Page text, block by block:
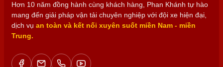
Hơn 10 năm đồng hành cùng khách hàng, Phan Khánh tự hào
mang đến giải pháp vận tải chuyên nghiệp với đội xe hiện đại,
dịch vụ an toàn và kết nối xuyên suốt miền Nam - miền
Trung.